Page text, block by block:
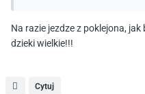
Na razie jezdze z poklejona,
dzieki wielkie!!!
Cytuj